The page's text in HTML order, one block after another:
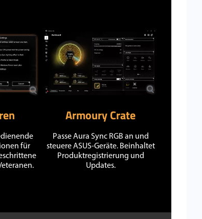
für
Armoury Crate
Passe Aura Sync RGB an und
steuere ASUS-Geräte. Beinhaltet
Produktregistrierung und
Updates.